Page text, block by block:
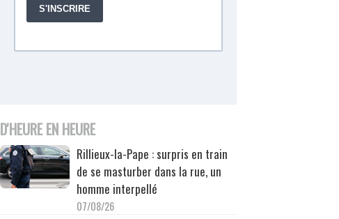
D'HEURE EN HEURE
Rillieux-la-Pape : surpris en train
de se masturber dans la rue, un
homme interpellé
07/08/26